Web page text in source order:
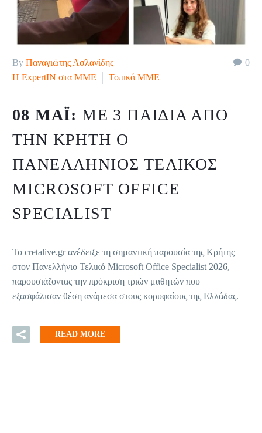
0
By Παναγιώτης Ασλανίδης
H ExpertIN στα ΜΜΕ
Τοπικά ΜΜΕ
08 ΜΆΙ:ΜΕ 3 ΠΑΙΔΙΆ ΑΠΌ
ΤΗΝ ΚΡΉΤΗ Ο
ΠΑΝΕΛΛΉΝΙΟΣ ΤΕΛΙΚΌΣ
MICROSOFT OFFICE
SPECIALIST
Το cretalive.gr ανέδειξε τη σημαντική παρουσία της Κρήτης
στον Πανελλήνιο Τελικό Microsoft Office Specialist 2026,
παρουσιάζοντας την πρόκριση τριών μαθητών που
εξασφάλισαν θέση ανάμεσα στους κορυφαίους της Ελλάδας.
READ MORE